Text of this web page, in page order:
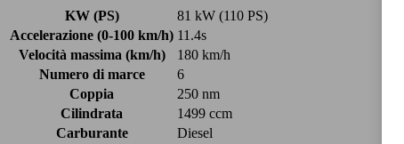
KW (PS)
81 kW (110 PS)
Accelerazione (0-100 km/h) 11.4s
Velocità massima (km/h)
180 km/h
Numero di marce
6
Coppia
250 nm
Cilindrata
1499 ccm
Carburante
Diesel